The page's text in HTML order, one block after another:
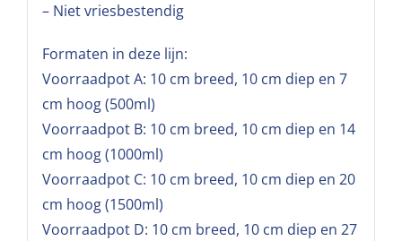
– Niet vriesbestendig
Formaten in deze lijn:
Voorraadpot A: 10 cm breed, 10 cm diep en 7
cm hoog (500ml)
Voorraadpot B: 10 cm breed, 10 cm diep en 14
cm hoog (1000ml)
Voorraadpot C: 10 cm breed, 10 cm diep en 20
cm hoog (1500ml)
Voorraadpot D: 10 cm breed, 10 cm diep en 27